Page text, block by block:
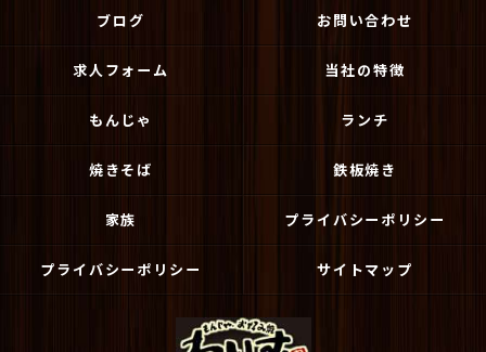
ブログ お問い合わせ
求人フォーム 当社の特徴
もんじゃ ランチ
焼きそば 鉄板焼き
家族 プライバシーポリシー
プライバシーポリシー サイトマップ